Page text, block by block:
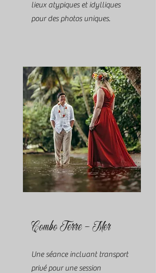
lieux atypiques et idylliques
pour des photos uniques.
Combo Terre - Mer
Une séance incluant transport
privé pour une session